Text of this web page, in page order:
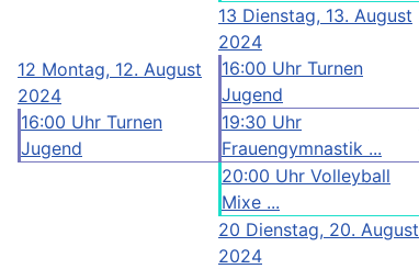
12 Montag, 12. August
2024
16:00 Uhr Turnen
Jugend
13 Dienstag, 13. August
2024
16:00 Uhr Turnen
Jugend
19:30 Uhr
Frauengymnastik ...
20:00 Uhr Volleyball
Mixe ...
20 Dienstag, 20. August
2024